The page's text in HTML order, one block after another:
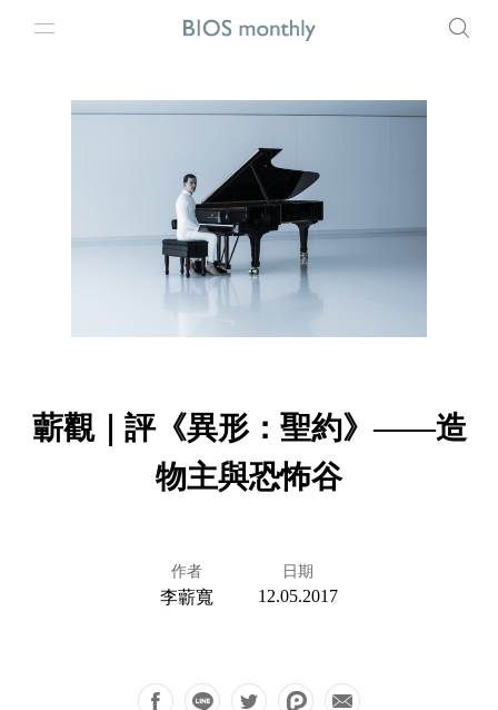
蘄觀｜評《異形：聖約》——造
物主與恐怖谷
作者
李蘄寬
日期
12.05.2017